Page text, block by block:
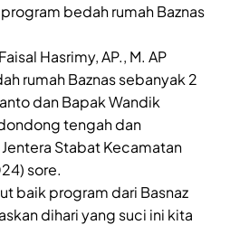
bedah rumah Baznas
Hasrimy, AP., M. AP
rumah Baznas sebanyak 2
dan Bapak Wandik
tengah dan
Stabat Kecamatan
sore.
baik program dari Basnaz
dihari yang suci ini kita